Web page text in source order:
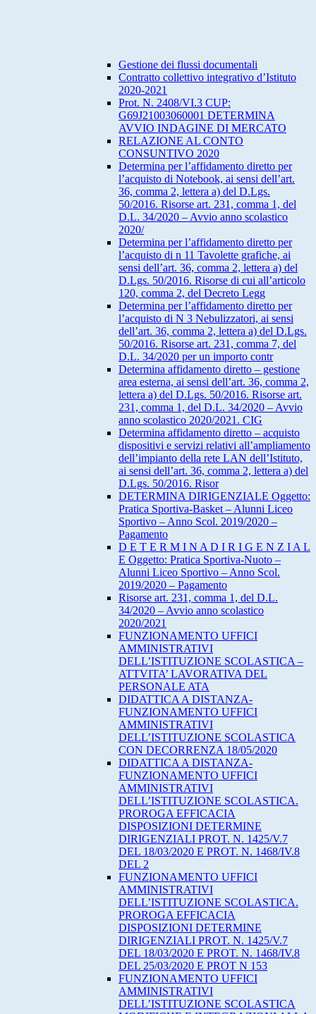
Gestione dei flussi documentali
Contratto collettivo integrativo d’Istituto
2020-2021
Prot. N. 2408/VI.3 CUP:
G69J21003060001 DETERMINA
AVVIO INDAGINE DI MERCATO
RELAZIONE AL CONTO
CONSUNTIVO 2020
Determina per l’affidamento diretto per
l’acquisto di Notebook, ai sensi dell’art.
36, comma 2, lettera a) del D.Lgs.
50/2016. Risorse art. 231, comma 1, del
D.L. 34/2020 – Avvio anno scolastico
2020/
Determina per l’affidamento diretto per
l’acquisto di n 11 Tavolette grafiche, ai
sensi dell’art. 36, comma 2, lettera a) del
D.Lgs. 50/2016. Risorse di cui all’articolo
120, comma 2, del Decreto Legg
Determina per l’affidamento diretto per
l’acquisto di N 3 Nebulizzatori, ai sensi
dell’art. 36, comma 2, lettera a) del D.Lgs.
50/2016. Risorse art. 231, comma 7, del
D.L. 34/2020 per un importo contr
Determina affidamento diretto – gestione
area esterna, ai sensi dell’art. 36, comma 2,
lettera a) del D.Lgs. 50/2016. Risorse art.
231, comma 1, del D.L. 34/2020 – Avvio
anno scolastico 2020/2021. CIG
Determina affidamento diretto – acquisto
dispositivi e servizi relativi all’ampliamento
dell’impianto della rete LAN dell’Istituto,
ai sensi dell’art. 36, comma 2, lettera a) del
D.Lgs. 50/2016. Risor
DETERMINA DIRIGENZIALE Oggetto:
Pratica Sportiva-Basket – Alunni Liceo
Sportivo – Anno Scol. 2019/2020 –
Pagamento
D E T E R M I N A D I R I G E N Z I A L
E Oggetto: Pratica Sportiva-Nuoto –
Alunni Liceo Sportivo – Anno Scol.
2019/2020 – Pagamento
Risorse art. 231, comma 1, del D.L.
34/2020 – Avvio anno scolastico
2020/2021
FUNZIONAMENTO UFFICI
AMMINISTRATIVI
DELL’ISTITUZIONE SCOLASTICA –
ATTVITA’ LAVORATIVA DEL
PERSONALE ATA
DIDATTICA A DISTANZA-
FUNZIONAMENTO UFFICI
AMMINISTRATIVI
DELL’ISTITUZIONE SCOLASTICA
CON DECORRENZA 18/05/2020
DIDATTICA A DISTANZA-
FUNZIONAMENTO UFFICI
AMMINISTRATIVI
DELL’ISTITUZIONE SCOLASTICA.
PROROGA EFFICACIA
DISPOSIZIONI DETERMINE
DIRIGENZIALI PROT. N. 1425/V.7
DEL 18/03/2020 E PROT. N. 1468/IV.8
DEL 2
FUNZIONAMENTO UFFICI
AMMINISTRATIVI
DELL’ISTITUZIONE SCOLASTICA.
PROROGA EFFICACIA
DISPOSIZIONI DETERMINE
DIRIGENZIALI PROT. N. 1425/V.7
DEL 18/03/2020 E PROT. N. 1468/IV.8
DEL 25/03/2020 E PROT N 153
FUNZIONAMENTO UFFICI
AMMINISTRATIVI
DELL’ISTITUZIONE SCOLASTICA